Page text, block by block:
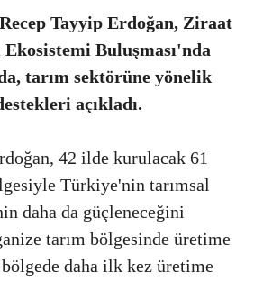
Tayyip Erdoğan, Ziraat
Ekosistemi Buluşması'nda
tarım sektörüne yönelik
açıkladı.
42 ilde kurulacak 61
Türkiye'nin tarımsal
daha da güçleneceğini
tarım bölgesinde üretime
daha ilk kez üretime